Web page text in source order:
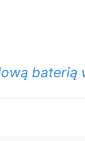
baterią